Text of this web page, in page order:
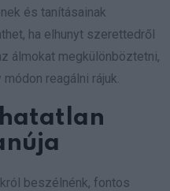
és tanításainak
ha elhunyt szerettedről
álmokat megkülönböztetni,
reagálni rájuk.
beszélnénk, fontos